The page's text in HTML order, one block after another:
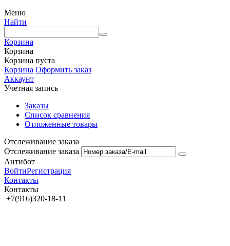
Меню
Найти
Корзина
Корзина
Корзина пуста
Корзина Оформить заказ
Аккаунт
Учетная запись
Заказы
Список сравнения
Отложенные товары
Отслеживание заказа
Отслеживание заказа
Антибот
ВойтиРегистрация
Контакты
Контакты
+7(916)320-18-11